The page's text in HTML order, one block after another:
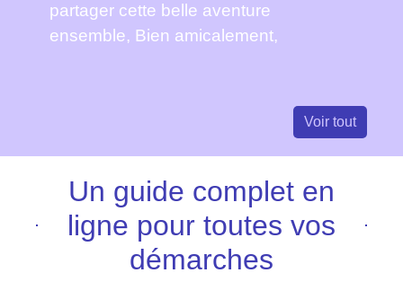
partager cette belle aventure
ensemble, Bien amicalement,
Voir tout
Un guide complet en
ligne pour toutes vos
démarches